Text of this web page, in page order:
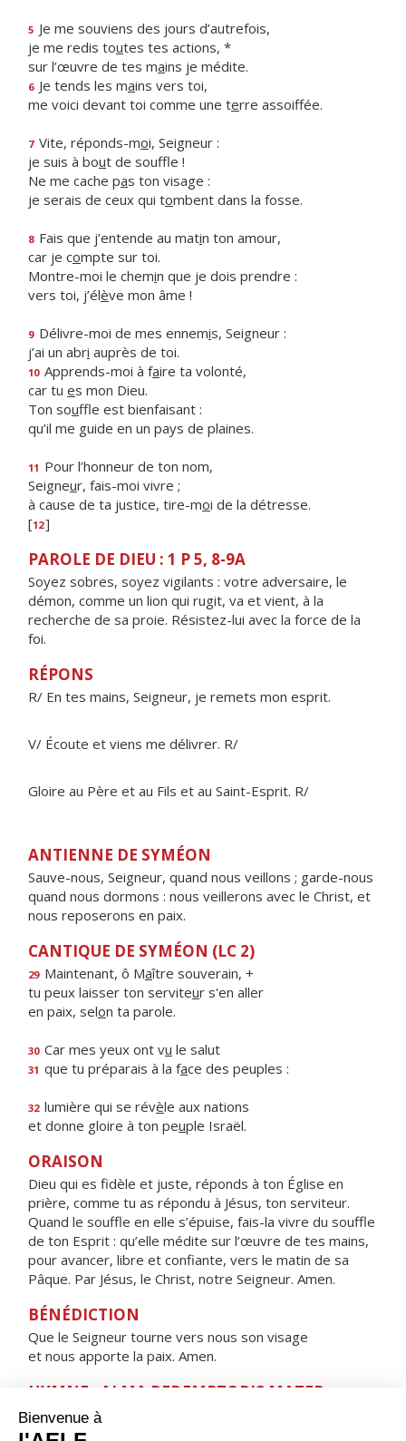
5 Je me souviens des jours d’autrefois,
je me redis toutes tes actions, *
sur l’œuvre de tes mains je médite.
6 Je tends les mains vers toi,
me voici devant toi comme une terre assoiffée.
7 Vite, réponds-moi, Seigneur :
je suis à bout de souffle !
Ne me cache pas ton visage :
je serais de ceux qui tombent dans la fosse.
8 Fais que j’entende au matin ton amour,
car je compte sur toi.
Montre-moi le chemin que je dois prendre :
vers toi, j’élève mon âme !
9 Délivre-moi de mes ennemis, Seigneur :
j’ai un abri auprès de toi.
10 Apprends-moi à faire ta volonté,
car tu es mon Dieu.
Ton souffle est bienfaisant :
qu’il me guide en un pays de plaines.
11 Pour l’honneur de ton nom,
Seigneur, fais-moi vivre ;
à cause de ta justice, tire-moi de la détresse.
[12]
PAROLE DE DIEU : 1 P 5, 8-9A
Soyez sobres, soyez vigilants : votre adversaire, le
démon, comme un lion qui rugit, va et vient, à la
recherche de sa proie. Résistez-lui avec la force de la
foi.
RÉPONS
R/ En tes mains, Seigneur, je remets mon esprit.
V/ Écoute et viens me délivrer. R/
Gloire au Père et au Fils et au Saint-Esprit. R/
ANTIENNE DE SYMÉON
Sauve-nous, Seigneur, quand nous veillons ; garde-nous
quand nous dormons : nous veillerons avec le Christ, et
nous reposerons en paix.
CANTIQUE DE SYMÉON (LC 2)
29 Maintenant, ô Maître souverain, +
tu peux laisser ton serviteur s'en aller
en paix, selon ta parole.
30 Car mes yeux ont vu le salut
31 que tu préparais à la face des peuples :
32 lumière qui se révèle aux nations
et donne gloire à ton peuple Israël.
ORAISON
Dieu qui es fidèle et juste, réponds à ton Église en
prière, comme tu as répondu à Jésus, ton serviteur.
Quand le souffle en elle s’épuise, fais-la vivre du souffle
de ton Esprit : qu’elle médite sur l’œuvre de tes mains,
pour avancer, libre et confiante, vers le matin de sa
Pâque. Par Jésus, le Christ, notre Seigneur. Amen.
BÉNÉDICTION
Que le Seigneur tourne vers nous son visage
et nous apporte la paix. Amen.
HYMNE : ALMA REDEMPTORIS MATER,
Alma Redemptoris Mater,
quæ pervia cæli porta manes, et stella maris,